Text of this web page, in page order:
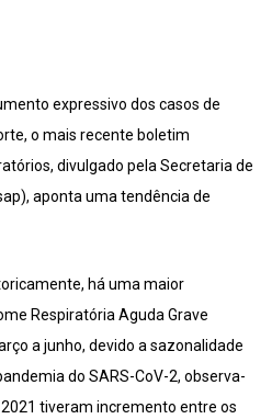
expressivo dos casos de
o mais recente boletim
divulgado pela Secretaria de
aponta uma tendência de
há uma maior
Respiratória Aguda Grave
a junho, devido a sazonalidade
do SARS-CoV-2, observa-
tiveram incremento entre os